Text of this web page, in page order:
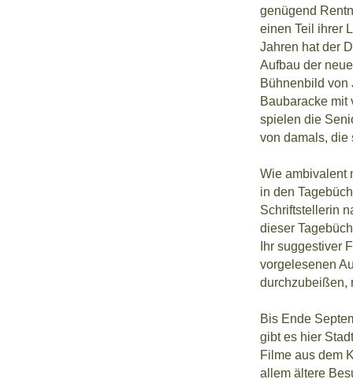
genügend
einen Teil ihrer
Jahren hat der
Aufbau der
Bühnenbild von
Baubaracke mit
spielen die
von damals, die
Wie ambivalent
in den
Schriftstellerin
dieser
Ihr suggestiver
vorgelesenen
durchzubeißen,
Bis Ende
gibt es hier
Filme aus dem
allem ältere